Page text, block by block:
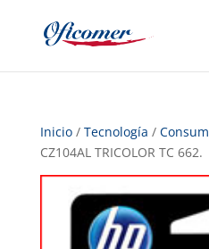
Inicio/ Tecnología /
CZ104AL TRICOLOR TC 662.